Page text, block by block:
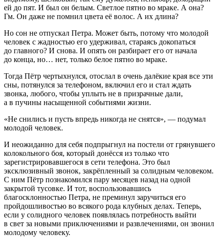
ей до пят. И был он белым. Светлое пятно во мраке. А она?
Гм. Он даже не помнил цвета её волос. А их длина?
Но сон не отпускал Петра. Может быть, потому что молодой
человек с жадностью его удерживал, стараясь докопаться
до главного? И снова. И опять он разбирает его от начала
до конца, но… нет, только белое пятно во мраке.
Тогда Пётр чертыхнулся, отослал в очень далёкие края все эти
сны, потянулся за телефоном, включил его и стал ждать
звонка, любого, чтобы уплыть не в призрачные дали,
а в пучины насыщенной событиями жизни.
«Не снились и пусть впредь никогда не снятся», — подумал
молодой человек.
И неожиданно для себя подпрыгнул на постели от грянувшего
колокольного боя, который донёсся из только что
зарегистрировавшегося в сети телефона. Это был
эксклюзивный звонок, закрёпленный за солидным человеком.
С ним Пётр познакомился пару месяцев назад на одной
закрытой тусовке. И тот, воспользовавшись
благосклонностью Петра, не преминул заручиться его
пройдошливостью во всякого рода клубных делах. Теперь,
если у солидного человек появлялась потребность выйти
в свет за новыми приключениями и развлечениями, он звонил
молодому человеку.